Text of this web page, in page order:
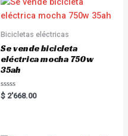
Bicicletas eléctricas
Se vende bicicleta
eléctrica mocha 750w
35ah
R
a
$ 2'668.00